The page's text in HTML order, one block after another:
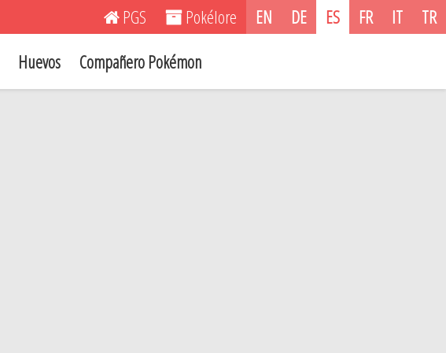
PGS Pokélore EN DE ES FR IT TR
Huevos Compañero Pokémon